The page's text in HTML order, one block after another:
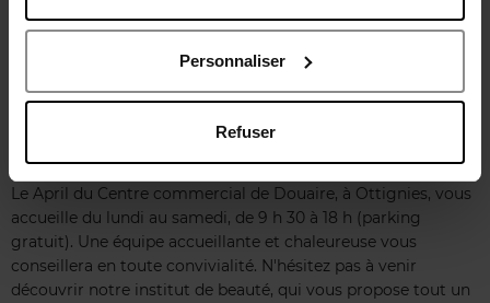
Personnaliser
Refuser
Choisir ce magasin
Présentation magasin Services
Le April du Centre commercial de Douaire, à Ottignies, vous
accueille du lundi au samedi, de 9 h 30 à 18 h (parking
gratuit). Une équipe accueillante et chaleureuse vous
conseillera en toute convivialité. N'hésitez pas à venir
découvrir notre institut de beauté, qui vous propose tout un